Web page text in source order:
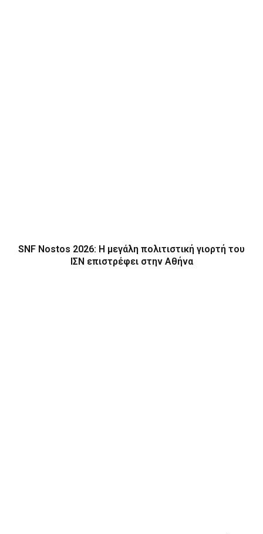
SNF Nostos 2026: Η μεγάλη πολιτιστική γιορτή του
ΙΣΝ επιστρέφει στην Αθήνα